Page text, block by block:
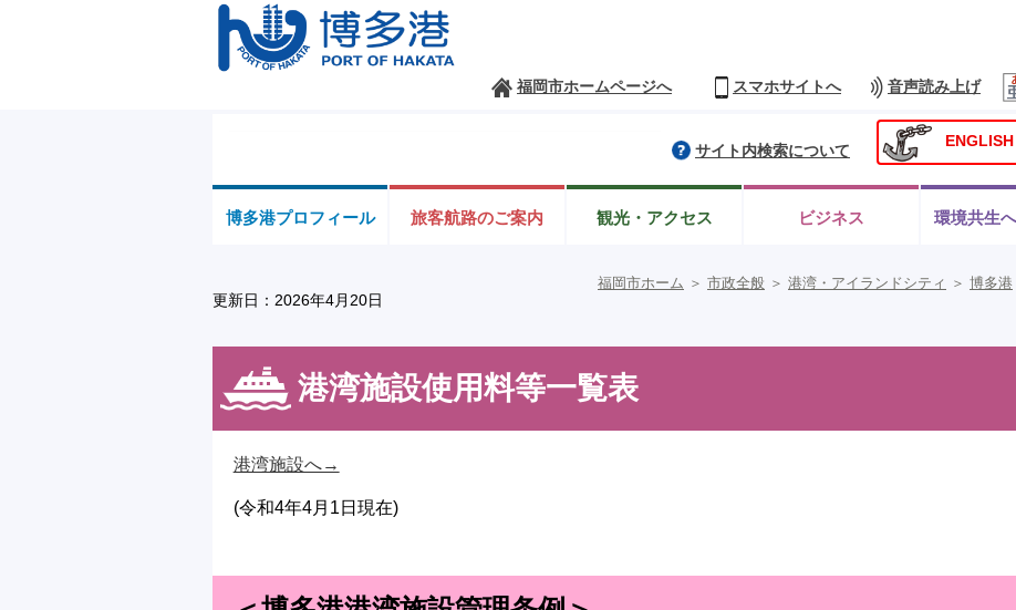
福岡市ホームページへ スマホサイトへ 音声読み上げ
ENGLISH
サイト内検索について
博多港プロフィール 旅客航路のご案内 観光・アクセス ビジネス 環境共生
福岡市ホーム ＞ 市政全般 ＞ 港湾・アイランドシティ ＞ 博多港
更新日：2026年4月20日
港湾施設使用料等一覧表
港湾施設へ→
(令和4年4月1日現在)